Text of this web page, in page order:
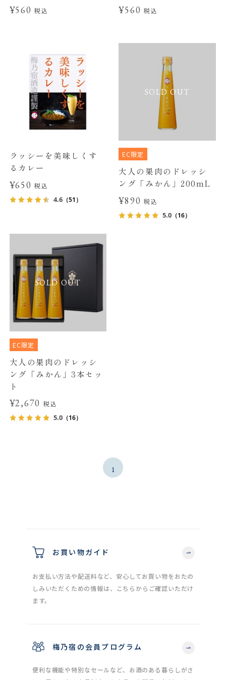
¥560税込 ¥560税込
ラッシーを美味しくす
るカレー
¥650税込
4.6（51）
SOLD OUT
EC限定
大人の果肉のドレッシ
ング「みかん」200mL
¥890税込
5.0 （16）
SOLD OUT
EC限定
大人の果肉のドレッシ
ング「みかん」3本セッ
ト
¥2,670税込
5.0（16）
1
お買い物ガイド
お支払い方法や配送料など、安心してお買い物をおたの
しみいただくための情報は、こちらからご確認いただけ
ます。
梅乃宿の会員プログラム
便利な機能や特別なセールなど、お酒のある暮らしがさ